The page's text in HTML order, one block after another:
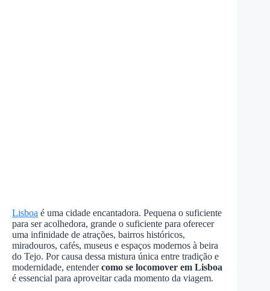
Lisboa é uma cidade encantadora. Pequena o suficiente
para ser acolhedora, grande o suficiente para oferecer
uma infinidade de atrações, bairros históricos,
miradouros, cafés, museus e espaços modernos à beira
do Tejo. Por causa dessa mistura única entre tradição e
modernidade, entendercomo se locomover em Lisboa
é essencial para aproveitar cada momento da viagem.